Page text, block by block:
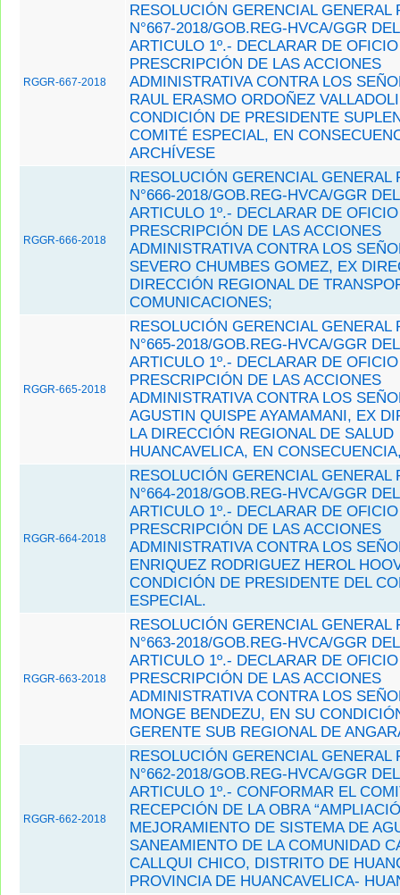
RGGR-667-2018
RESOLUCIÓN GERENCIAL GENERAL
N°667-2018/GOB.REG-HVCA/GGR
ARTICULO 1º.- DECLARAR DE
PRESCRIPCIÓN DE LAS ACCIONES
ADMINISTRATIVA CONTRA LOS
RAUL ERASMO ORDOÑEZ
CONDICIÓN DE PRESIDENTE
COMITÉ ESPECIAL, EN
ARCHÍVESE
RGGR-666-2018
RESOLUCIÓN GERENCIAL GENERAL
N°666-2018/GOB.REG-HVCA/GGR
ARTICULO 1º.- DECLARAR DE
PRESCRIPCIÓN DE LAS ACCIONES
ADMINISTRATIVA CONTRA LOS
SEVERO CHUMBES GOMEZ, EX
DIRECCIÓN REGIONAL DE
COMUNICACIONES;
RGGR-665-2018
RESOLUCIÓN GERENCIAL GENERAL
N°665-2018/GOB.REG-HVCA/GGR
ARTICULO 1º.- DECLARAR DE
PRESCRIPCIÓN DE LAS ACCIONES
ADMINISTRATIVA CONTRA LOS
AGUSTIN QUISPE AYAMAMANI, EX
LA DIRECCIÓN REGIONAL DE SALUD
HUANCAVELICA, EN
RGGR-664-2018
RESOLUCIÓN GERENCIAL GENERAL
N°664-2018/GOB.REG-HVCA/GGR
ARTICULO 1º.- DECLARAR DE
PRESCRIPCIÓN DE LAS ACCIONES
ADMINISTRATIVA CONTRA LOS
ENRIQUEZ RODRIGUEZ HEROL
CONDICIÓN DE PRESIDENTE DEL
ESPECIAL.
RGGR-663-2018
RESOLUCIÓN GERENCIAL GENERAL
N°663-2018/GOB.REG-HVCA/GGR
ARTICULO 1º.- DECLARAR DE
PRESCRIPCIÓN DE LAS ACCIONES
ADMINISTRATIVA CONTRA LOS
MONGE BENDEZU, EN SU
GERENTE SUB REGIONAL DE
RGGR-662-2018
RESOLUCIÓN GERENCIAL GENERAL
N°662-2018/GOB.REG-HVCA/GGR
ARTICULO 1º.- CONFORMAR EL
RECEPCIÓN DE LA OBRA
MEJORAMIENTO DE SISTEMA DE
SANEAMIENTO DE LA COMUNIDAD
CALLQUI CHICO, DISTRITO DE
PROVINCIA DE HUANCAVELICA-